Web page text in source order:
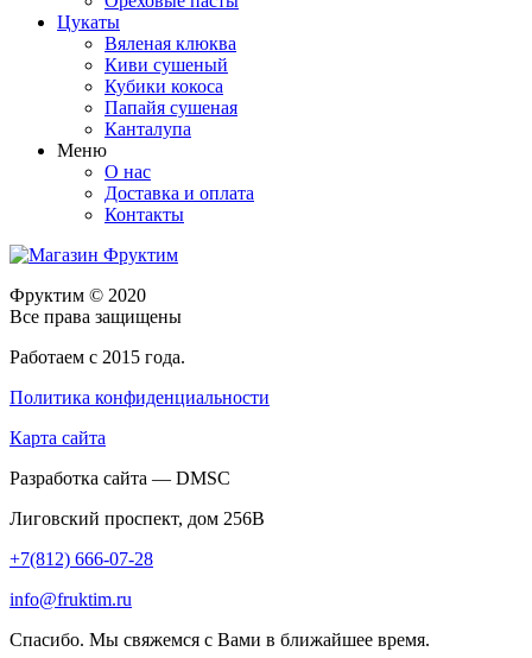
Цукаты
Вяленая клюква
Киви сушеный
Кубики кокоса
Папайя сушеная
Канталупа
Меню
О нас
Доставка и оплата
Контакты
Фруктим © 2020
Все права защищены
Работаем с 2015 года.
Политика конфиденциальности
Карта сайта
Разработка сайта — DMSC
Лиговский проспект, дом 256В
+7(812) 666-07-28
info@fruktim.ru
Спасибо. Мы свяжемся с Вами в ближайшее время.